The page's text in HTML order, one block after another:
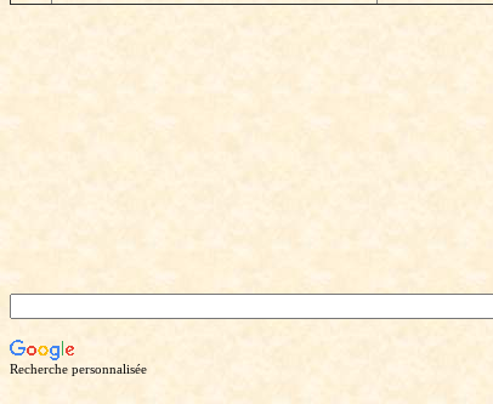
Recherche personnalisée